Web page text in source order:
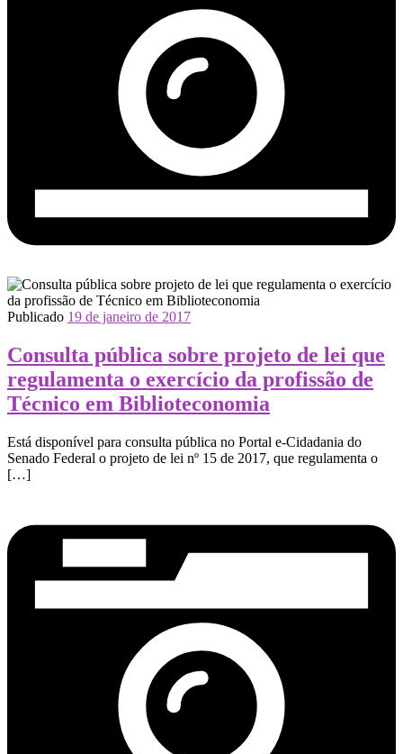
Publicado 19 de janeiro de 2017
Consulta pública sobre projeto de lei que
regulamenta o exercício da profissão de
Técnico em Biblioteconomia
Está disponível para consulta pública no Portal e-Cidadania do
Senado Federal o projeto de lei nº 15 de 2017, que regulamenta o
[…]